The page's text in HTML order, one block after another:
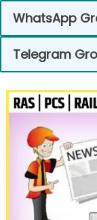
WhatsApp
Telegram